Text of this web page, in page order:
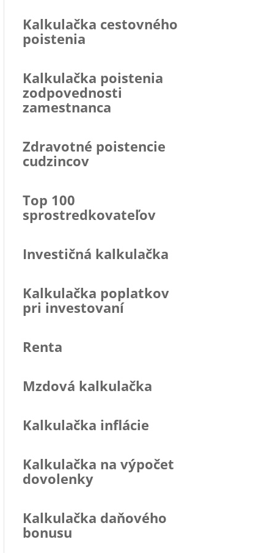
Kalkulačka cestovného
poistenia
Kalkulačka poistenia
zodpovednosti
zamestnanca
Zdravotné poistencie
cudzincov
Top 100
sprostredkovateľov
Investičná kalkulačka
Kalkulačka poplatkov
pri investovaní
Renta
Mzdová kalkulačka
Kalkulačka inflácie
Kalkulačka na výpočet
dovolenky
Kalkulačka daňového
bonusu